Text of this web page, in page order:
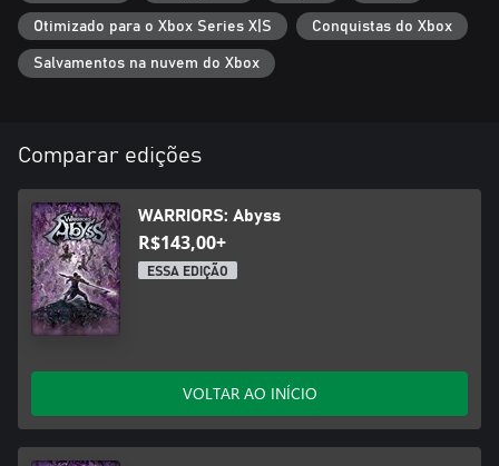
Otimizado para o Xbox Series X|S Conquistas do Xbox
Salvamentos na nuvem do Xbox
Comparar edições
WARRIORS: Abyss
R$143,00+
ESSA EDIÇÃO
VOLTAR AO INÍCIO